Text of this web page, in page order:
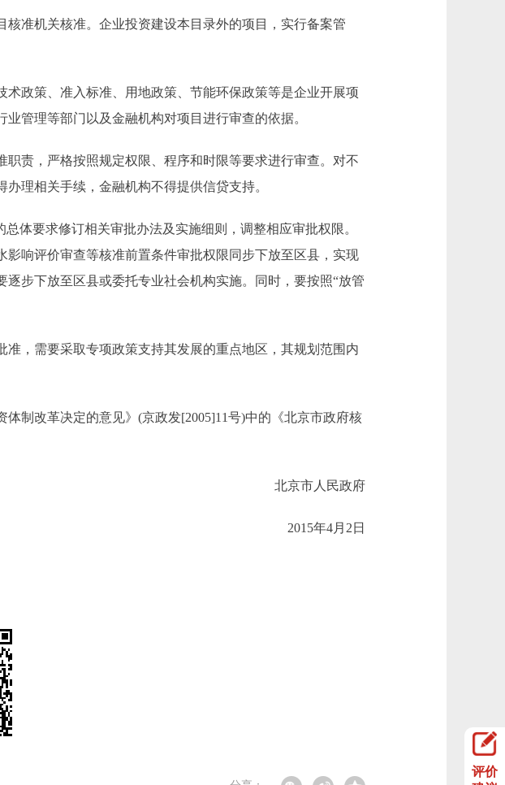
准机关核准。企业投资建设本目录外的项目，实行备案管
政策、准入标准、用地政策、节能环保政策等是企业开展项
管理等部门以及金融机构对项目进行审查的依据。
责，严格按照规定权限、程序和时限等要求进行审查。对不
理相关手续，金融机构不得提供信贷支持。
要求修订相关审批办法及实施细则，调整相应审批权限。
响评价审查等核准前置条件审批权限同步下放至区县，实现
步下放至区县或委托专业社会机构实施。同时，要按照“放管
，需要采取专项政策支持其发展的重点地区，其规划范围内
改革决定的意见》(京政发[2005]11号)中的《北京市政府核
北京市人民政府
2015年4月2日
评价